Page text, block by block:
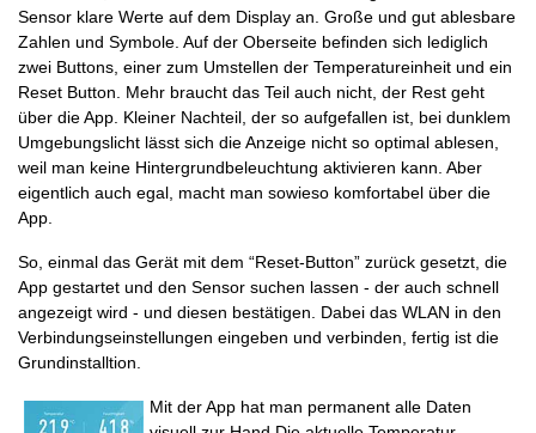
Sensor klare Werte auf dem Display an. Große und gut ablesbare
Zahlen und Symbole. Auf der Oberseite befinden sich lediglich
zwei Buttons, einer zum Umstellen der Temperatureinheit und ein
Reset Button. Mehr braucht das Teil auch nicht, der Rest geht
über die App. Kleiner Nachteil, der so aufgefallen ist, bei dunklem
Umgebungslicht lässt sich die Anzeige nicht so optimal ablesen,
weil man keine Hintergrundbeleuchtung aktivieren kann. Aber
eigentlich auch egal, macht man sowieso komfortabel über die
App.
So, einmal das Gerät mit dem “Reset-Button” zurück gesetzt, die
App gestartet und den Sensor suchen lassen - der auch schnell
angezeigt wird - und diesen bestätigen. Dabei das WLAN in den
Verbindungseinstellungen eingeben und verbinden, fertig ist die
Grundinstalltion.
Mit der App hat man permanent alle Daten